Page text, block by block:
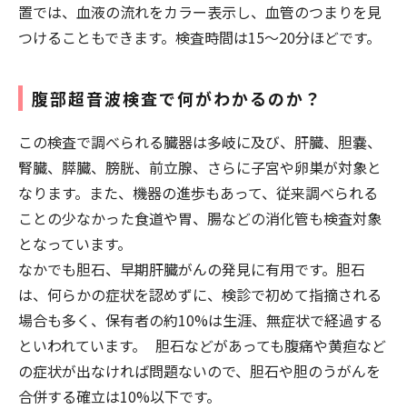
置では、血液の流れをカラー表示し、血管のつまりを見
つけることもできます。検査時間は15～20分ほどです。
腹部超音波検査で何がわかるのか？
この検査で調べられる臓器は多岐に及び、肝臓、胆嚢、
腎臓、膵臓、膀胱、前立腺、さらに子宮や卵巣が対象と
なります。また、機器の進歩もあって、従来調べられる
ことの少なかった食道や胃、腸などの消化管も検査対象
となっています。
なかでも胆石、早期肝臓がんの発見に有用です。胆石
は、何らかの症状を認めずに、検診で初めて指摘される
場合も多く、保有者の約10%は生涯、無症状で経過する
といわれています。 胆石などがあっても腹痛や黄疸など
の症状が出なければ問題ないので、胆石や胆のうがんを
合併する確立は10%以下です。